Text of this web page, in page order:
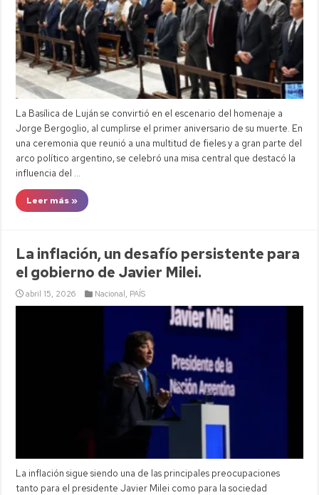
La Basílica de Luján se convirtió en el escenario del homenaje a
Jorge Bergoglio, al cumplirse el primer aniversario de su muerte. En
una ceremonia que reunió a una multitud de fieles y a gran parte del
arco político argentino, se celebró una misa central que destacó la
influencia del …
Leer más »
La inflación, un desafío persistente para
el gobierno de Javier Milei.
abril 15, 2026 Nacional PAÍS
La inflación sigue siendo una de las principales preocupaciones
tanto para el presidente Javier Milei como para la sociedad